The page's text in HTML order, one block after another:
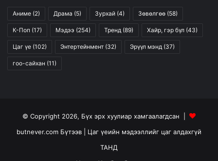
Аниме (2) Драма (5) Зурхай (4) Зөвөлгөө (58)
К-Поп (17) Мэдээ (254) Тренд (89) Хайр, гэр бүл (43)
Цаг үе (102) Энтертейнмент (32) Эрүүл мэнд (37)
гоо-сайхан (11)
© Copyright 2026, Бүх эрх хуулиар хамгаалагдсан |
butnever.com Бүтээв | Цаг үеийн мэдээллийг цаг алдахгүй
ТАНД